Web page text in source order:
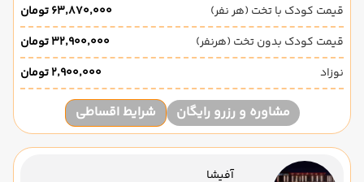
قیمت کودک با تخت (هر نفر)
۶۳٬۸۷۰٬۰۰۰ تومان
قیمت کودک بدون تخت (هرنفر)
۳۲٬۹۰۰٬۰۰۰ تومان
نوزاد
۲٬۹۰۰٬۰۰۰ تومان
مشاوره و رزرو رایگان شرایط اقساطی
آفیشا